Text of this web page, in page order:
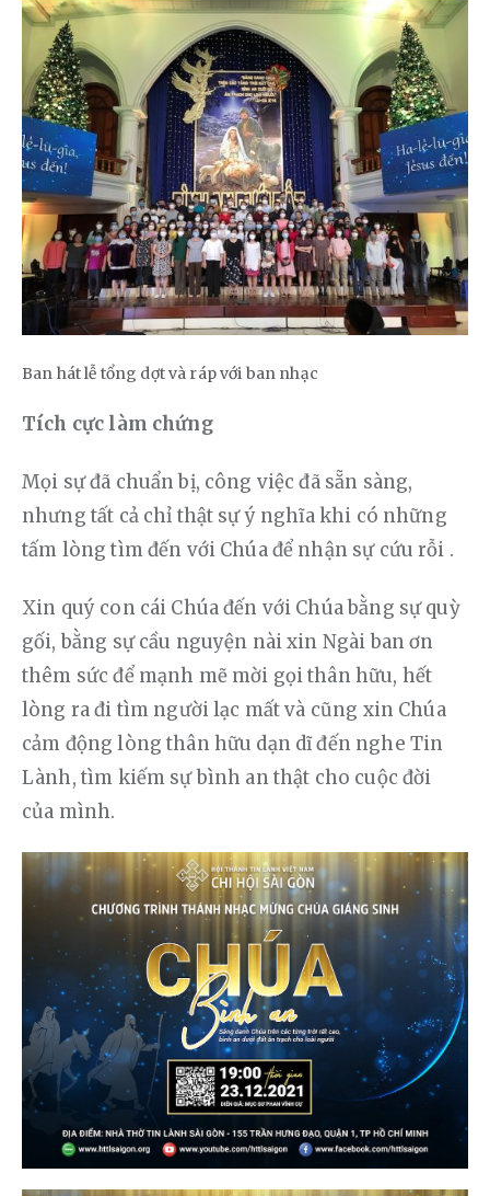
Ban hát lễ tổng dợt và ráp với ban nhạc
Tích cực làm chứng
Mọi sự đã chuẩn bị, công việc đã sẵn sàng,
nhưng tất cả chỉ thật sự ý nghĩa khi có những
tấm lòng tìm đến với Chúa để nhận sự cứu rỗi .
Xin quý con cái Chúa đến với Chúa bằng sự quỳ
gối, bằng sự cầu nguyện nài xin Ngài ban ơn
thêm sức để mạnh mẽ mời gọi thân hữu, hết
lòng ra đi tìm người lạc mất và cũng xin Chúa
cảm động lòng thân hữu dạn dĩ đến nghe Tin
Lành, tìm kiếm sự bình an thật cho cuộc đời
của mình.